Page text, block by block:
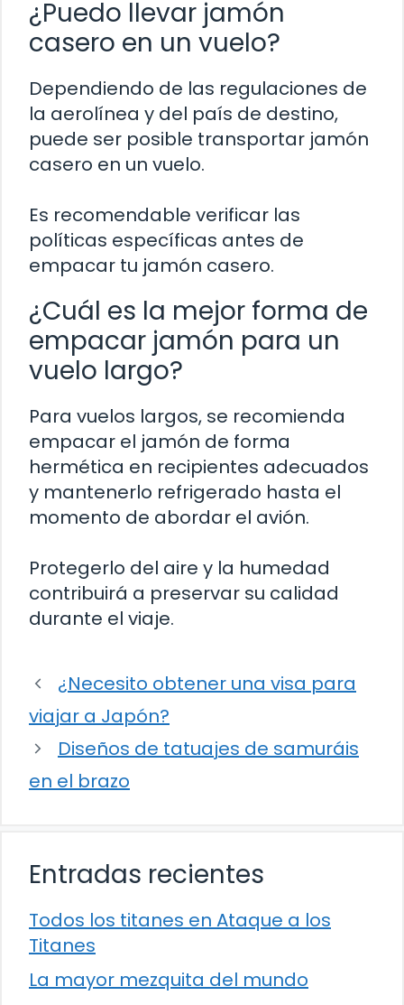
¿Puedo llevar jamón
casero en un vuelo?
Dependiendo de las regulaciones de
la aerolínea y del país de destino,
puede ser posible transportar jamón
casero en un vuelo.
Es recomendable verificar las
políticas específicas antes de
empacar tu jamón casero.
¿Cuál es la mejor forma de
empacar jamón para un
vuelo largo?
Para vuelos largos, se recomienda
empacar el jamón de forma
hermética en recipientes adecuados
y mantenerlo refrigerado hasta el
momento de abordar el avión.
Protegerlo del aire y la humedad
contribuirá a preservar su calidad
durante el viaje.
¿Necesito obtener una visa para
viajar a Japón?
Diseños de tatuajes de samuráis
en el brazo
Entradas recientes
Todos los titanes en Ataque a los
Titanes
La mayor mezquita del mundo